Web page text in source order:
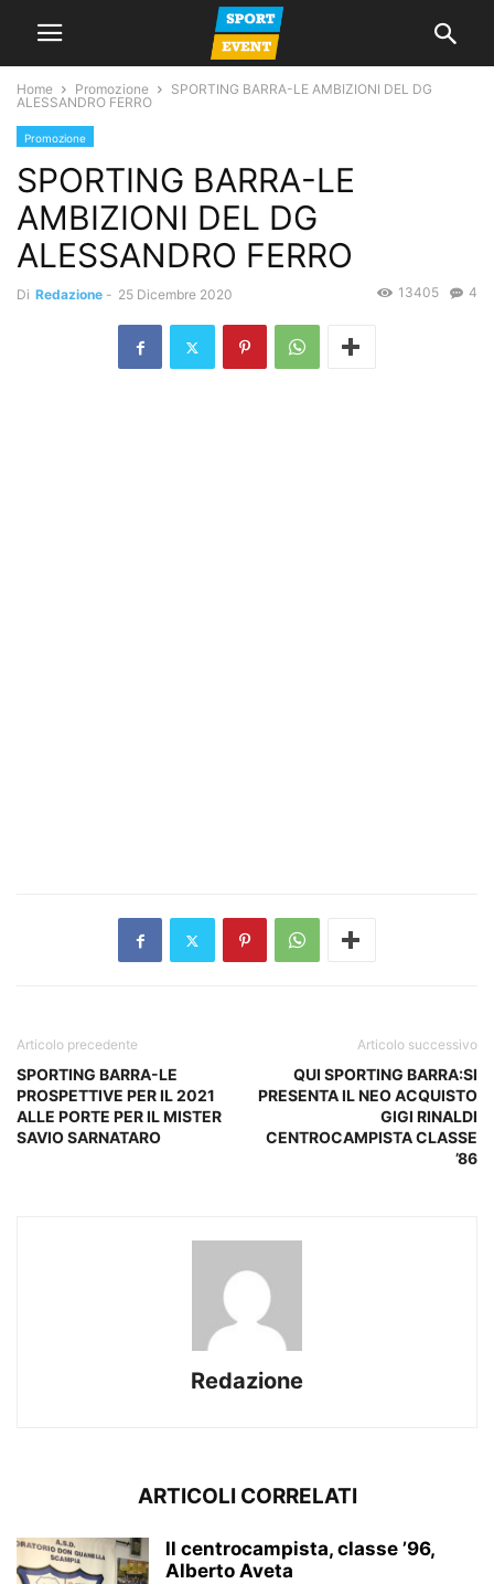
Home Promozione
SPORTING BARRA-LE AMBIZIONI DEL DG
ALESSANDRO FERRO
Promozione
SPORTING BARRA-LE
AMBIZIONI DEL DG
ALESSANDRO FERRO
Di Redazione - 25 Dicembre 2020 4
13405
Articolo precedente
SPORTING BARRA-LE
PROSPETTIVE PER IL 2021
ALLE PORTE PER IL MISTER
SAVIO SARNATARO
Articolo successivo
QUI SPORTING BARRA:SI
PRESENTA IL NEO ACQUISTO
GIGI RINALDI
CENTROCAMPISTA CLASSE
’86
Redazione
ARTICOLI CORRELATI
ll centrocampista, classe ’96,
Alberto Aveta